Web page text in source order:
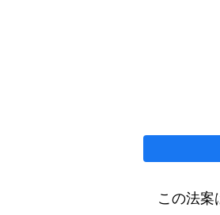
この法案